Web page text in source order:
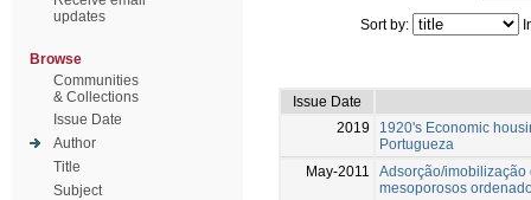
updates
Browse
Communities
& Collections
Issue Date
Author
Title
Subject
Sort by:
Issue Date
2019
1920's Economic
Portugueza
May-2011
Adsorção/imobilização
mesoporosos